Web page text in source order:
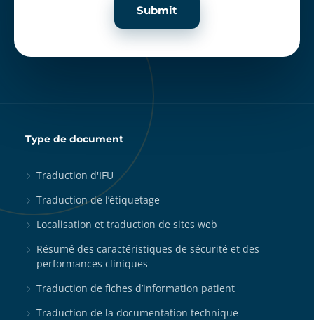
Submit
Type de document
Traduction d'IFU
Traduction de l’étiquetage
Localisation et traduction de sites web
Résumé des caractéristiques de sécurité et des
performances cliniques
Traduction de fiches d’information patient
Traduction de la documentation technique